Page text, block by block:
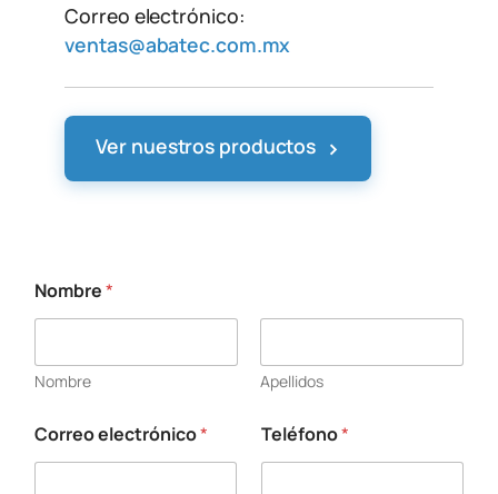
Correo electrónico:
ventas@abatec.com.mx
Ver nuestros productos ›
Nombre*
Nombre Apellidos
C
o
Correo electrónico* Teléfono*